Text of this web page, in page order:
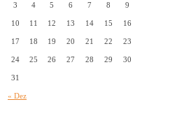
« Dez
3 4 5 6 7 8 9
10 11 12 13 14 15 16
17 18 19 20 21 22 23
24 25 26 27 28 29 30
31